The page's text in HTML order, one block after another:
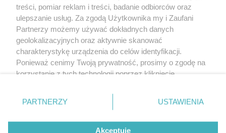
O nas
treści, pomiar reklam i treści, badanie odbiorców oraz
ulepszanie usług. Za zgodą Użytkownika my i Zaufani
Partnerzy możemy używać dokładnych danych
geolokalizacyjnych oraz aktywnie skanować
charakterystykę urządzenia do celów identyfikacji.
Ponieważ cenimy Twoją prywatność, prosimy o zgodę na
korzystanie z tych technologii poprzez kliknięcie
zmienić/wycofać klikając przycisk ustawień prywatności
znajdujący się w lewym dolnym rogu strony
rodzaje przetwarzania danych nie wymagają zgody
użytkownika, ale masz prawo sprzeciwić się takiemu
PARTNERZY USTAWIENIA
Akceptuję